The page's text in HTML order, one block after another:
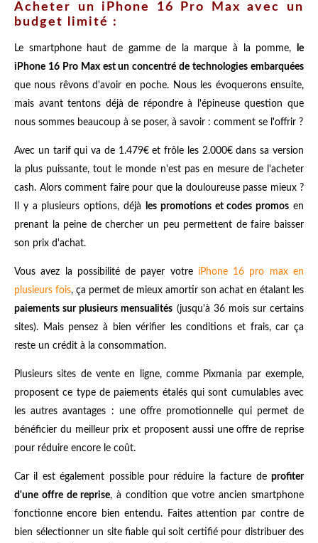
Acheter un iPhone 16 Pro Max avec un
budget limité :
Le smartphone haut de gamme de la marque à la pomme,
le
iPhone 16 Pro Max est un concentré de technologies embarquées
que nous rêvons d'avoir en poche. Nous les évoquerons ensuite,
mais avant tentons déjà de répondre à l'épineuse question que
nous sommes beaucoup à se poser, à savoir : comment se l'offrir ?
Avec un tarif qui va de 1.479€ et frôle les 2.000€ dans sa version
la plus puissante, tout le monde n'est pas en mesure de l'acheter
cash. Alors comment faire pour que la douloureuse passe mieux ?
Il y a plusieurs options, déjà
les promotions et codes promos en
prenant la peine de chercher un peu permettent de faire baisser
son prix d'achat.
Vous avez la possibilité de payer votre iPhone 16 pro max en
plusieurs fois, ça permet de mieux amortir son achat en étalant les
paiements sur plusieurs mensualités (jusqu'à 36 mois sur certains
sites). Mais pensez à bien vérifier les conditions et frais, car ça
reste un crédit à la consommation.
Plusieurs sites de vente en ligne, comme Pixmania par exemple,
proposent ce type de paiements étalés qui sont cumulables avec
les autres avantages : une offre promotionnelle qui permet de
bénéficier du meilleur prix et proposent aussi une offre de reprise
pour réduire encore le coût.
Car il est également possible pour réduire la facture de profiter
d'une offre de reprise, à condition que votre ancien smartphone
fonctionne encore bien entendu. Faites attention par contre de
bien sélectionner un site fiable qui soit certifié pour distribuer des